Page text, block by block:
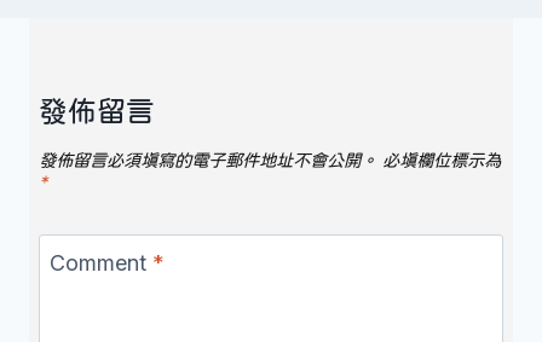
發佈留言
發佈留言必須填寫的電子郵件地址不會公開。 必填欄位標示為
*
Comment *